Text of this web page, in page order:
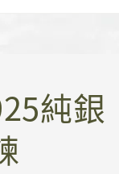
純銀